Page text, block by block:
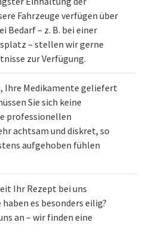
Fahrzeuge verfügen über
Bedarf – z. B. bei einer
– stellen wir gerne
zur Verfügung.
Ihre Medikamente geliefert
Sie sich keine
professionellen
achtsam und diskret, so
aufgehoben fühlen
Ihr Rezept bei uns
es besonders eilig?
an – wir finden eine